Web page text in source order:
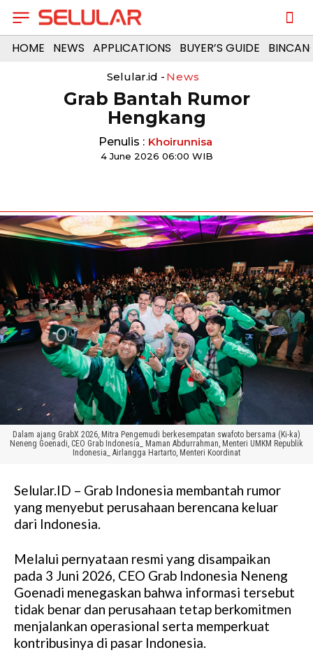
HOME NEWS APPLICATIONS BUYER’S GUIDE
Selular.id - News
Grab Bantah Rumor
Hengkang
Penulis : Khoirunnisa
4 June 2026 06:00 WIB
Dalam ajang GrabX 2026, Mitra Pengemudi berkesempatan swafoto bersama (Ki-ka)
Neneng Goenadi, CEO Grab Indonesia_ Maman Abdurrahman, Menteri UMKM Republik
Indonesia_ Airlangga Hartarto, Menteri Koordinat
Selular.ID – Grab Indonesia membantah rumor
yang menyebut perusahaan berencana keluar
dari Indonesia.
Melalui pernyataan resmi yang disampaikan
pada 3 Juni 2026, CEO Grab Indonesia Neneng
Goenadi menegaskan bahwa informasi tersebut
tidak benar dan perusahaan tetap berkomitmen
menjalankan operasional serta memperkuat
kontribusinya di pasar Indonesia.